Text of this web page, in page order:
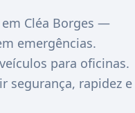
Cléa Borges —
emergências.
para oficinas.
segurança, rapidez e